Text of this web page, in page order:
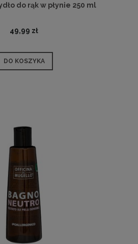
do rąk w płynie 250 ml
49,99 zł
DO KOSZYKA